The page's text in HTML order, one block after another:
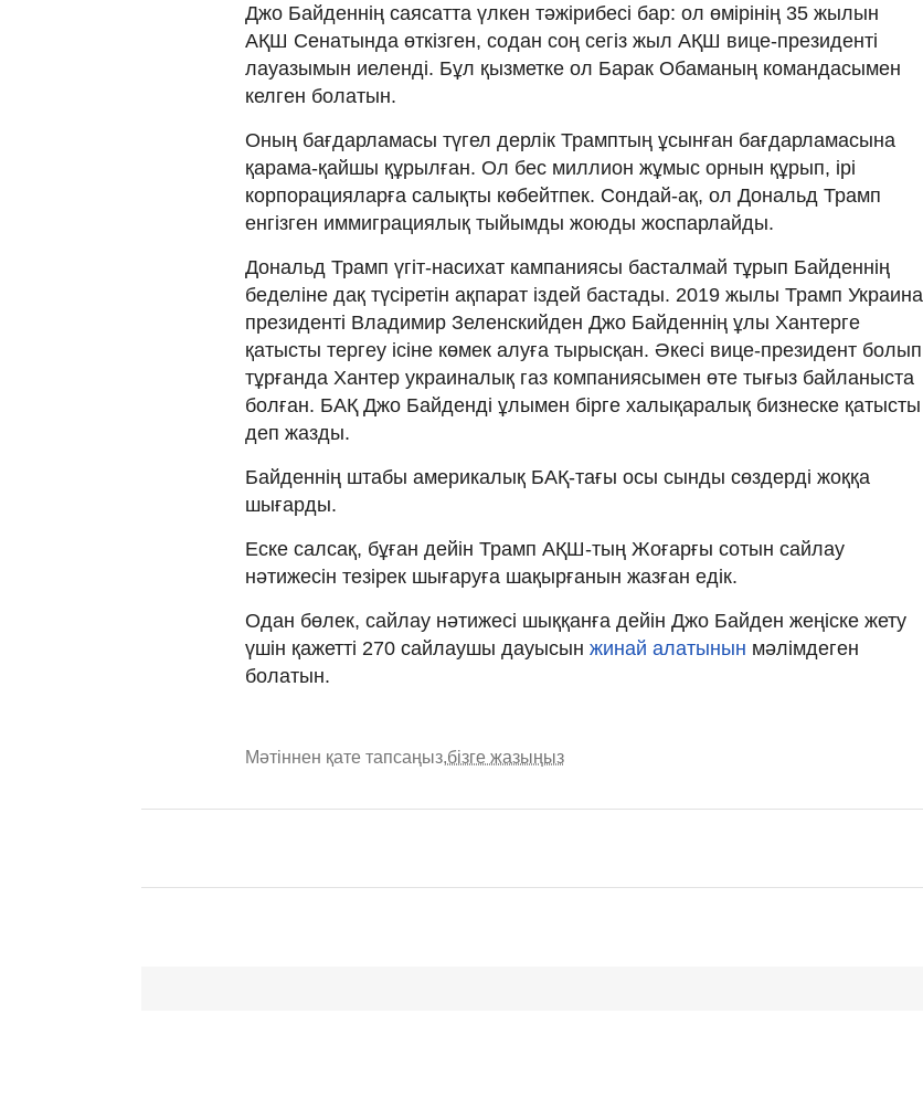
Джо Байденнің саясатта үлкен тәжірибесі бар: ол өмірінің 35 жылын
АҚШ Сенатында өткізген, содан соң сегіз жыл АҚШ вице-президенті
лауазымын иеленді. Бұл қызметке ол Барак Обаманың командасымен
келген болатын.
Оның бағдарламасы түгел дерлік Трамптың ұсынған бағдарламасына
қарама-қайшы құрылған. Ол бес миллион жұмыс орнын құрып, ірі
корпорацияларға салықты көбейтпек. Сондай-ақ, ол Дональд Трамп
енгізген иммиграциялық тыйымды жоюды жоспарлайды.
Дональд Трамп үгіт-насихат кампаниясы басталмай тұрып Байденнің
беделіне дақ түсіретін ақпарат іздей бастады. 2019 жылы Трамп Украина
президенті Владимир Зеленскийден Джо Байденнің ұлы Хантерге
қатысты тергеу ісіне көмек алуға тырысқан. Әкесі вице-президент болып
тұрғанда Хантер украиналық газ компаниясымен өте тығыз байланыста
болған. БАҚ Джо Байденді ұлымен бірге халықаралық бизнеске қатысты
деп жазды.
Байденнің штабы америкалық БАҚ-тағы осы сынды сөздерді жоққа
шығарды.
Еске салсақ, бұған дейін Трамп АҚШ-тың Жоғарғы сотын сайлау
нәтижесін тезірек шығаруға шақырғанын жазған едік.
Одан бөлек, сайлау нәтижесі шыққанға дейін Джо Байден жеңіске жету
үшін қажетті 270 сайлаушы дауысын жинай алатынын мәлімдеген
болатын.
Мәтіннен қате тапсаңыз,бізге жазыңыз